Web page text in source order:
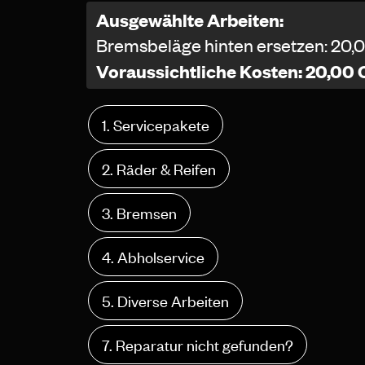
Ausgewählte Arbeiten:
Bremsbeläge hinten ersetzen:
Voraussichtliche Kosten: 20,00
1. Servicepakete
2. Räder & Reifen
3. Bremsen
4. Abholservice
5. Diverse Arbeiten
7. Reparatur nicht gefunden?